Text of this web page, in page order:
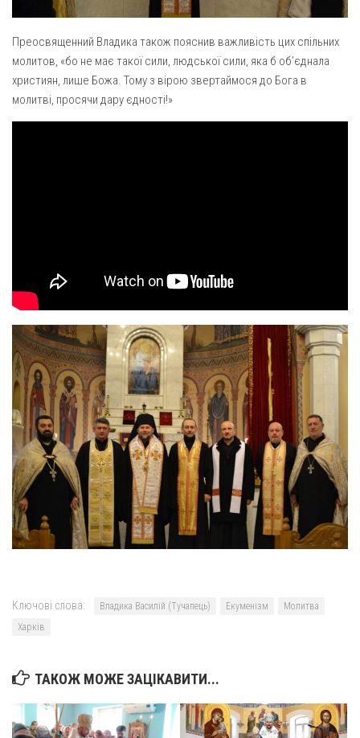
Св. Йосифа ОПДМ
Монастир Успення Пресвятої Богородиці Сестер Чину
Святого Василія Великого
Комісії
Харківщина
Полтавщина
Сумщина
Оголошення
Трансляції
Преосвященний Владика також пояснив важливість цих спільних
молитов, «бо не має такої сили, людської сили, яка б об’єднала
християн, лише Божа. Тому з вірою звертаймося до Бога в
молитві, просячи дару єдності!»
Ключові слова: Владика Василій (Тучапець) Екуменізм
Молитва
Харків
ТАКОЖ МОЖЕ ЗАЦІКАВИТИ...